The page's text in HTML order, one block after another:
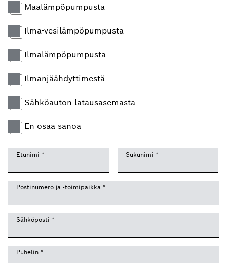
Maalämpöpumpusta
Ilma-vesilämpöpumpusta
Ilmalämpöpumpusta
Ilmanjäähdyttimestä
Sähköauton latausasemasta
En osaa sanoa
Etunimi * Sukunimi *
Postinumero ja -toimipaikka *
Sähköposti *
Puhelin *